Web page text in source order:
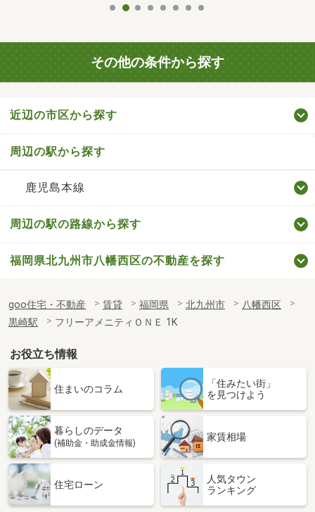
その他の条件から探す
近辺の市区から探す
周辺の駅から探す
鹿児島本線
周辺の駅の路線から探す
福岡県北九州市八幡西区の不動産を探す
goo住宅・不動産 賃貸 福岡県 北九州市
八幡西区
黒崎駅
フリーアメニティＯＮＥ 1K
お役立ち情報
住まいのコラム
「住みたい街」
を見つけよう
暮らしのデータ
(補助金・助成金情報)
家賃相場
住宅ローン
人気タウン
ランキング